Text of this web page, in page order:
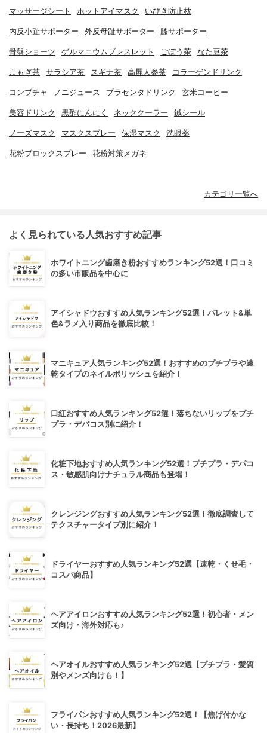
マッサージシート ホットアイマスク いびき防止枕
内反小趾サポーター 外反母趾サポーター 膝サポーター
骨盤ショーツ ゲルマニウムブレスレット ごぼう茶 なた豆茶
よもぎ茶 サラシア茶 スギナ茶 高麗人参茶 コラーゲンドリンク
コンブチャ ノニジュース プラセンタドリンク 玄米コーヒー
美容ドリンク 黒酢にんにく ネッククーラー 鍼シール
ノーズマスク マスクスプレー 保湿マスク 洗眼薬
花粉ブロックスプレー 花粉対策メガネ
カテゴリ一覧へ
よく見られている人気おすすめ記事
ホワイトニング歯磨き粉おすすめランキング52選！口コミ
の多い市販品を中心に
アイシャドウおすすめ人気ランキング52選！パレット&単
色&ラメ入り商品を徹底比較！
マニキュア人気ランキング52選！おすすめのプチプラや速
乾タイプのネイルポリッシュを紹介！
口紅おすすめ人気ランキング52選！落ちないリップをプチ
プラ・デパコス別に紹介！
化粧下地おすすめ人気ランキング52選！プチプラ・デパコ
ス・敏感肌向けナチュラル商品も登場！
クレンジングおすすめ人気ランキング52選！徹底調査して
テクスチャータイプ別に紹介！
ドライヤーおすすめ人気ランキング52選【速乾・くせ毛・
コスパ商品】
ヘアアイロンおすすめ人気ランキング52選！初心者・メン
ズ向け・海外対応も♪
ヘアオイルおすすめ人気ランキング52選【プチプラ・髪質
別やメンズ向けも！】
フライパンおすすめ人気ランキング52選！【焦げ付かな
い・長持ち！2026最新】